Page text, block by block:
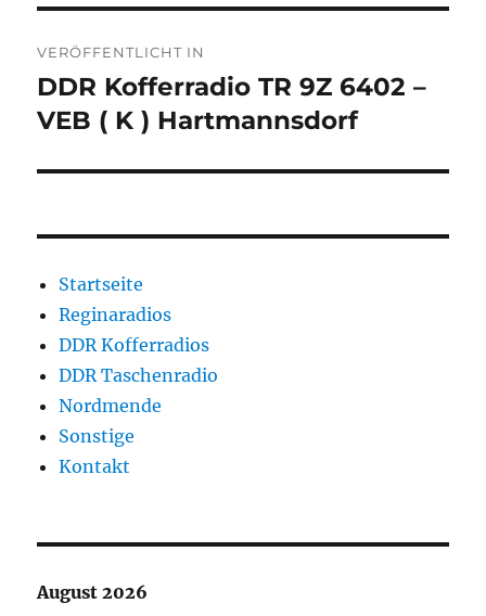
VERÖFFENTLICHT IN
DDR Kofferradio TR 9Z 6402 –
VEB ( K ) Hartmannsdorf
Startseite
Reginaradios
DDR Kofferradios
DDR Taschenradio
Nordmende
Sonstige
Kontakt
August 2026